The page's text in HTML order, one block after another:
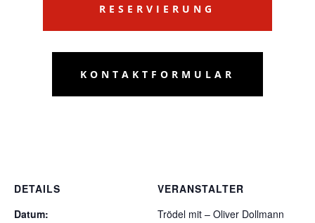
RESERVIERUNG
KONTAKTFORMULAR
DETAILS
Datum:
VERANSTALTER
Trödel mit – Oliver Dollmann